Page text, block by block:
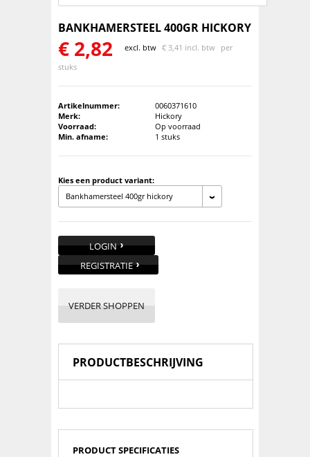
BANKHAMERSTEEL 400GR HICKORY
€ 2,82 excl. btw € 3,41 incl. btw per
stuks
Artikelnummer:
0060371610
Merk:
Hickory
Voorraad:
Op voorraad
Min. afname:
1 stuks
Kies een product variant:
Bankhamersteel 400gr hickory
LOGIN
REGISTRATIE
VERDER SHOPPEN
PRODUCTBESCHRIJVING
PRODUCT SPECIFICATIES